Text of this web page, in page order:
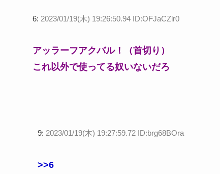
6: 2023/01/19(木) 19:26:50.94 ID:OFJaCZlr0
アッラーフアクバル！（首切り）
これ以外で使ってる奴いないだろ
9: 2023/01/19(木) 19:27:59.72 ID:brg68BOra
>>6